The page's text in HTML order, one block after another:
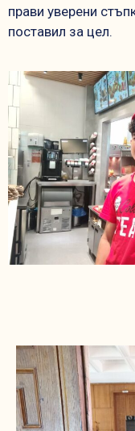
прави уверени
поставил за цел.